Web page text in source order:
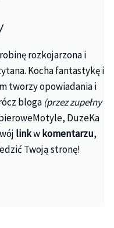
rozkojarzona i
Kocha fantastykę i
tworzy opowiadania i
bloga (przez zupełny
DuzeKa
linkwkomentarzu,
Twoją stronę!